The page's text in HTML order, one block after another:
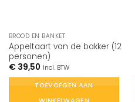
BROOD EN BANKET
Appeltaart van de bakker (12
personen)
€39,50 Incl. BTW
TOEVOEGEN AAN